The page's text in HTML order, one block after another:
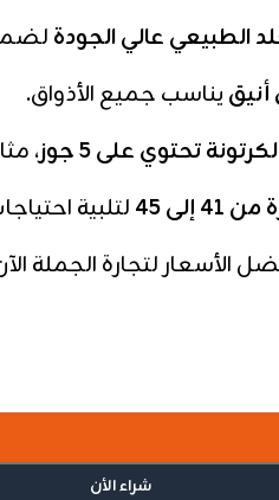
الطبيعي عالي الجودة
يناسب جميع الأذواق.
تحتوي على 5 جوز
،
45
لتلبية
لتجارة الجملة
شراء الأن